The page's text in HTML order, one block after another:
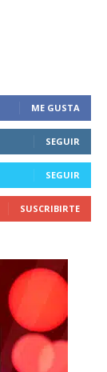
ME GUSTA
SEGUIR
SEGUIR
SUSCRIBIRTE